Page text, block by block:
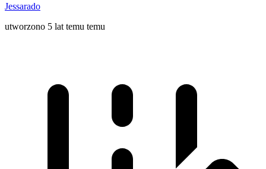
Jessarado
utworzono 5 lat temu temu